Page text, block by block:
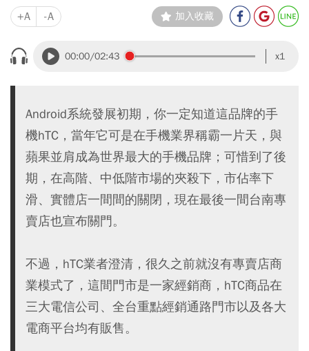
+A -A 加入收藏
00:00/02:43 x1
Android系統發展初期，你一定知道這品牌的手
機hTC，當年它可是在手機業界稱霸一片天，與
蘋果並肩成為世界最大的手機品牌；可惜到了後
期，在高階、中低階市場的夾殺下，市佔率下
滑、實體店一間間的關閉，現在最後一間台南專
賣店也宣布關門。
不過，hTC業者澄清，很久之前就沒有專賣店商
業模式了，這間門市是一家經銷商，hTC商品在
三大電信公司、全台重點經銷通路門市以及各大
電商平台均有販售。